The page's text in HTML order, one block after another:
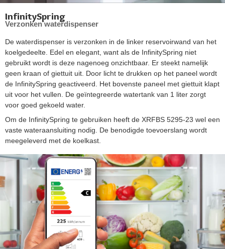
InfinitySpring
Verzonken waterdispenser
De waterdispenser is verzonken in de linker reservoirwand van het
koelgedeelte. Edel en elegant, want als de InfinitySpring niet
gebruikt wordt is deze nagenoeg onzichtbaar. Er steekt namelijk
geen kraan of giettuit uit. Door licht te drukken op het paneel wordt
de InfinitySpring geactiveerd. Het bovenste paneel met giettuit klapt
uit voor het vullen. De geïntegreerde watertank van 1 liter zorgt
voor goed gekoeld water.
Om de InfinitySpring te gebruiken heeft de XRFBS 5295-23 wel een
vaste wateraansluiting nodig. De benodigde toevoerslang wordt
meegeleverd met de koelkast.